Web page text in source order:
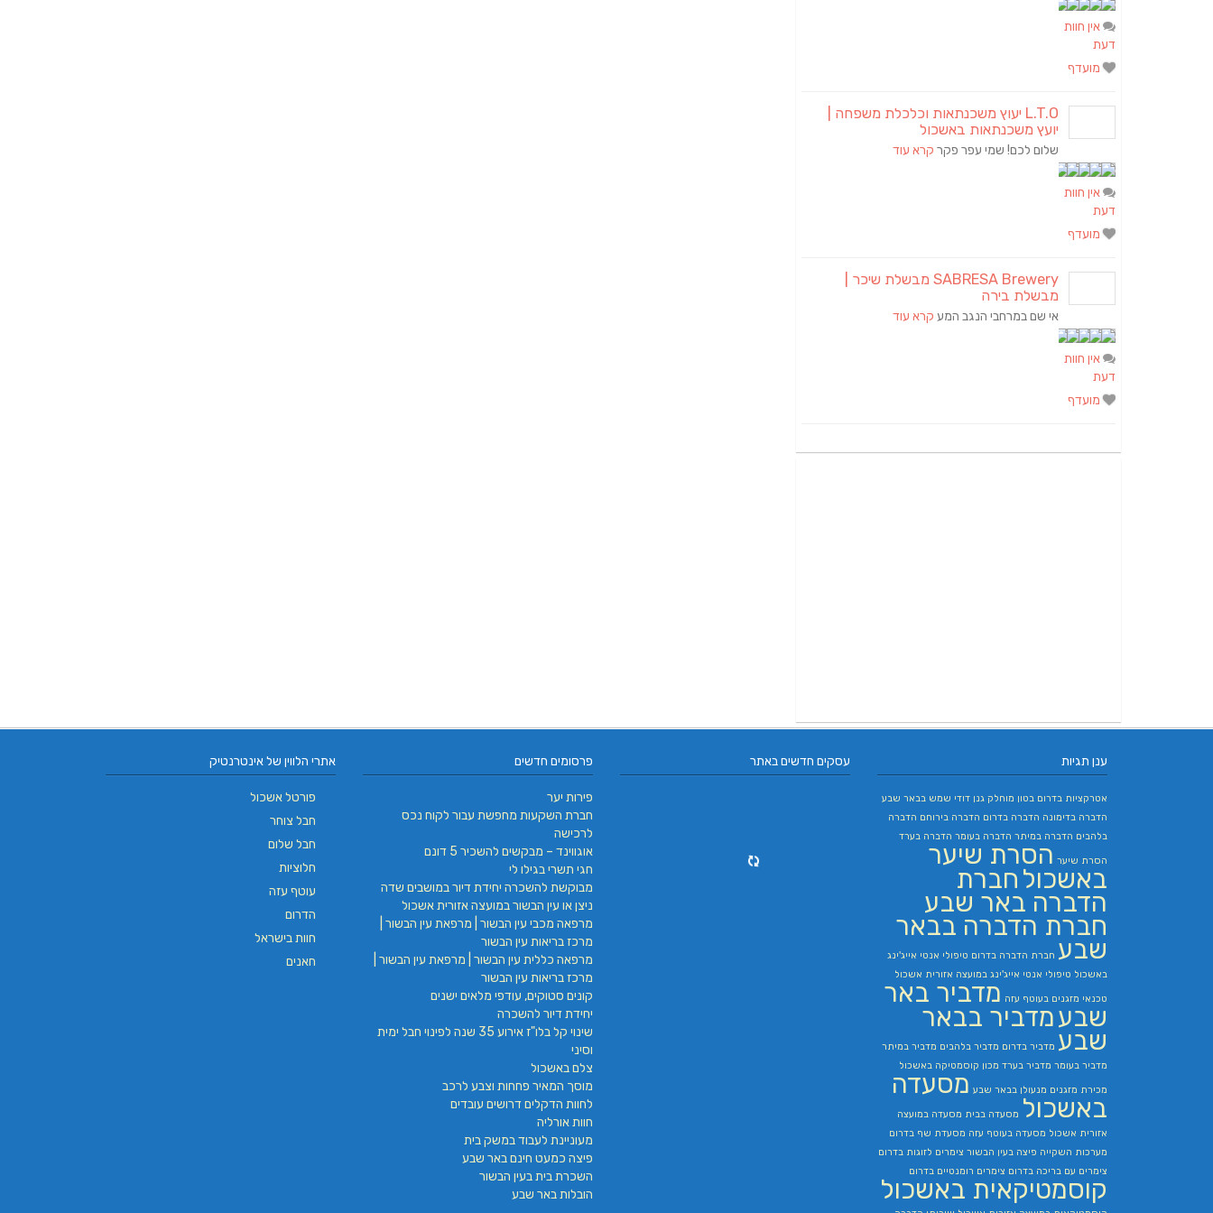
אין חוות
דעת
מועדף
L.T.O יעוץ משכנתאות וכלכלת משפחה |
יועץ משכנתאות באשכול
שלום לכם! שמי עפר פקר קרא עוד
אין חוות
דעת
מועדף
SABRESA Brewery מבשלת שיכר |
מבשלת בירה
אי שם במרחבי הנגב המע קרא עוד
אין חוות
דעת
מועדף
אתרי הלווין של אינטרנטיק
פורטל אשכול
חבל צוחר
חבל שלום
חלוציות
עוטף עזה
הדרום
חוות בישראל
חאנים
פרסומים חדשים
פירות יער
חברת השקעות מחפשת עבור לקוח נכס
לרכישה
אוגווינד – מבקשים להשכיר 5 דונם
חגי תשרי בגילו לי
מבוקשת להשכרה יחידת דיור במושבים שדה
ניצן או עין הבשור במועצה אזורית אשכול
מרפאה מכבי עין הבשור | מרפאת עין הבשור |
מרכז בריאות עין הבשור
מרפאה כללית עין הבשור | מרפאת עין הבשור |
מרכז בריאות עין הבשור
קונים סטוקים, עודפי מלאים ישנים
יחידת דיור להשכרה
שינוי קל בלו"ז אירוע 35 שנה לפינוי חבל ימית
וסיני
צלם באשכול
מוסך המאיר פחחות וצבע לרכב
לחוות הדקלים דרושים עובדים
חוות אורליה
מעוניינת לעבוד במשק בית
פיצה כמעט חינם באר שבע
השכרת בית בעין הבשור
הובלות באר שבע
עסקים חדשים באתר ענן תגיות
אטרקציות בדרום בטון מוחלק גנן דודי שמש בבאר שבע
הדברה בדימונה הדברה בדרום הדברה בירוחם הדברה
בלהבים הדברה במיתר הדברה בעומר הדברה בערד
הסרת שיער הסרת שיער
באשכול חברת
הדברה באר שבע
חברת הדברה בבאר
שבע חברת הדברה בדרום טיפולי אנטי אייג'ינג
באשכול טיפולי אנטי אייג'ינג במועצה אזורית אשכול
טכנאי מזגנים בעוטף עזה מדביר באר
שבעמדביר בבאר
שבע מדביר בדרום מדביר בלהבים מדביר במיתר
מדביר בעומר מדביר בערד מכון קוסמטיקה באשכול
מכירת מזגנים מנעולן בבאר שבע מסעדה
באשכול מסעדה בבית מסעדה במועצה
אזורית אשכול מסעדה בעוטף עזה מסעדת שף בדרום
מערכות השקייה פיצה בעין הבשור צימרים לזוגות בדרום
צימרים עם בריכה בדרום צימרים רומנטיים בדרום
קוסמטיקאית באשכול